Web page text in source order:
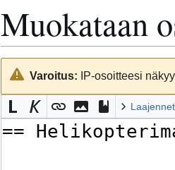
Muokataan
Siirry
navigaatioon
Siirry
hakuunVaroitus: IP-osoitteesi